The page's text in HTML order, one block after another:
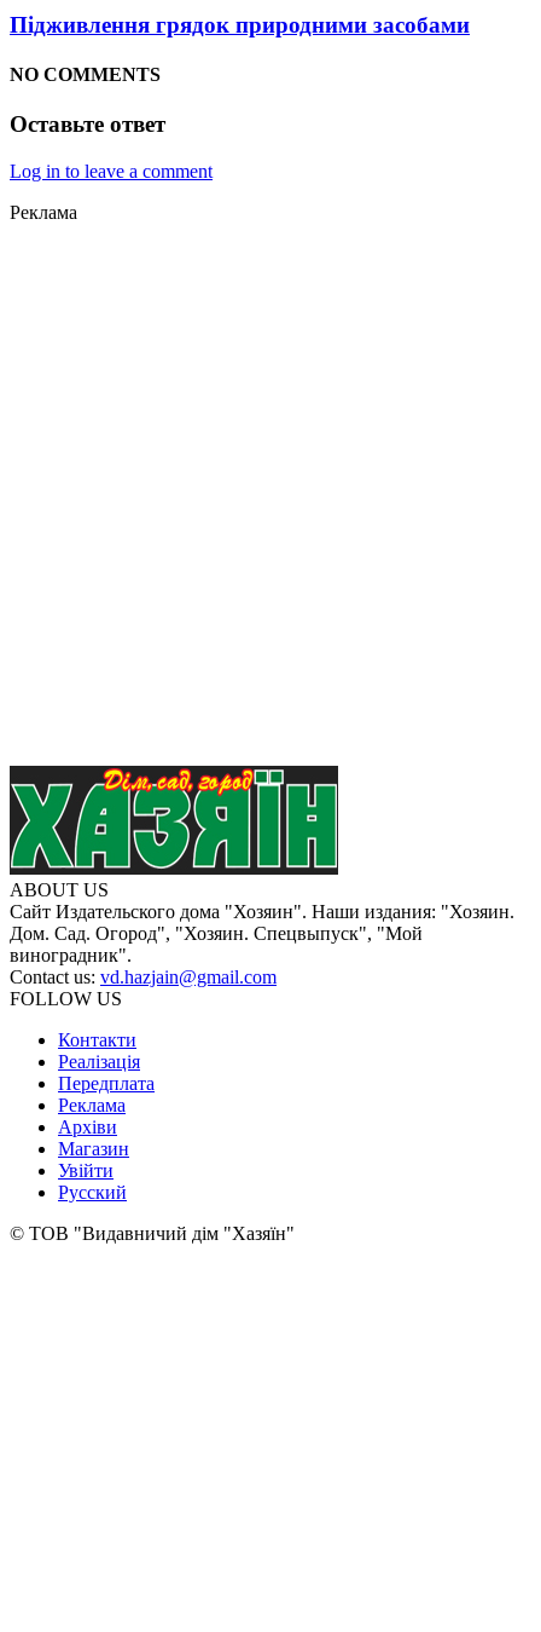
Підживлення грядок природними засобами
NO COMMENTS
Оставьте ответ
Log in to leave a comment
Реклама
ABOUT US
Сайт Издательского дома "Хозяин". Наши издания: "Хозяин.
Дом. Сад. Огород", "Хозяин. Спецвыпуск", "Мой
виноградник".
Contact us: vd.hazjain@gmail.com
FOLLOW US
Контакти
Реалізація
Передплата
Реклама
Архіви
Магазин
Увійти
Русский
© ТОВ "Видавничий дім "Хазяїн"